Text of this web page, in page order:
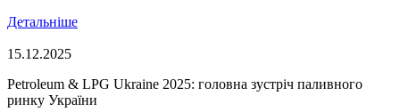
Детальніше
15.12.2025
Petroleum & LPG Ukraine 2025: головна зустріч паливного
ринку України